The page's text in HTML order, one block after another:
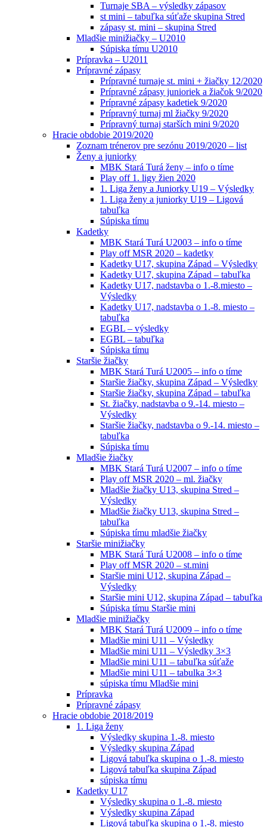
Turnaje SBA – výsledky zápasov
st mini – tabuľka súťaže skupina Stred
zápasy st. mini – skupina Stred
Mladšie minižiačky – U2010
Súpiska tímu U2010
Prípravka – U2011
Prípravné zápasy
Prípravné turnaje st. mini + žiačky 12/2020
Prípravné zápasy junioriek a žiačok 9/2020
Prípravné zápasy kadetiek 9/2020
Prípravný turnaj ml žiačky 9/2020
Prípravný turnaj starších mini 9/2020
Hracie obdobie 2019/2020
Zoznam trénerov pre sezónu 2019/2020 – list
Ženy a juniorky
MBK Stará Turá ženy – info o tíme
Play off 1. ligy žien 2020
1. Liga ženy a Juniorky U19 – Výsledky
1. Liga ženy a juniorky U19 – Ligová
tabuľka
Súpiska tímu
Kadetky
MBK Stará Turá U2003 – info o tíme
Play off MSR 2020 – kadetky
Kadetky U17, skupina Západ – Výsledky
Kadetky U17, skupina Západ – tabuľka
Kadetky U17, nadstavba o 1.-8.miesto –
Výsledky
Kadetky U17, nadstavba o 1.-8. miesto –
tabuľka
EGBL – výsledky
EGBL – tabuľka
Súpiska tímu
Staršie žiačky
MBK Stará Turá U2005 – info o tíme
Staršie žiačky, skupina Západ – Výsledky
Staršie žiačky, skupina Západ – tabuľka
St. žiačky, nadstavba o 9.-14. miesto –
Výsledky
Staršie žiačky, nadstavba o 9.-14. miesto –
tabuľka
Súpiska tímu
Mladšie žiačky
MBK Stará Turá U2007 – info o tíme
Play off MSR 2020 – ml. žiačky
Mladšie žiačky U13, skupina Stred –
Výsledky
Mladšie žiačky U13, skupina Stred –
tabuľka
Súpiska tímu mladšie žiačky
Staršie minižiačky
MBK Stará Turá U2008 – info o tíme
Play off MSR 2020 – st.mini
Staršie mini U12, skupina Západ –
Výsledky
Staršie mini U12, skupina Západ – tabuľka
Súpiska tímu Staršie mini
Mladšie minižiačky
MBK Stará Turá U2009 – info o tíme
Mladšie mini U11 – Výsledky
Mladšie mini U11 – Výsledky 3×3
Mladšie mini U11 – tabuľka súťaže
Mladšie mini U11 – tabulka 3×3
súpiska tímu Mladšie mini
Prípravka
Prípravné zápasy
Hracie obdobie 2018/2019
1. Liga ženy
Výsledky skupina 1.-8. miesto
Výsledky skupina Západ
Ligová tabuľka skupina o 1.-8. miesto
Ligová tabuľka skupina Západ
súpiska tímu
Kadetky U17
Výsledky skupina o 1.-8. miesto
Výsledky skupina Západ
Ligová tabuľka skupina o 1.-8. miesto